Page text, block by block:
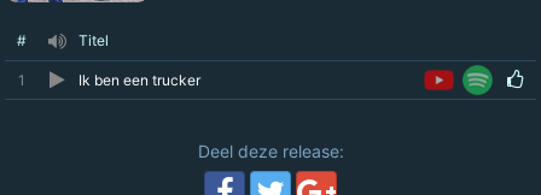
# Titel
1 Ik ben een trucker
Deel deze release: